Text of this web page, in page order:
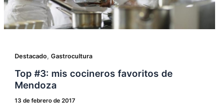
Destacado, Gastrocultura
Top #3: mis cocineros favoritos de
Mendoza
13 de febrero de 2017